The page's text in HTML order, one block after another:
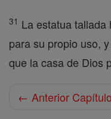
31 La estatua
para su propio uso,
que la casa de Dios
← Anterior Capítulo